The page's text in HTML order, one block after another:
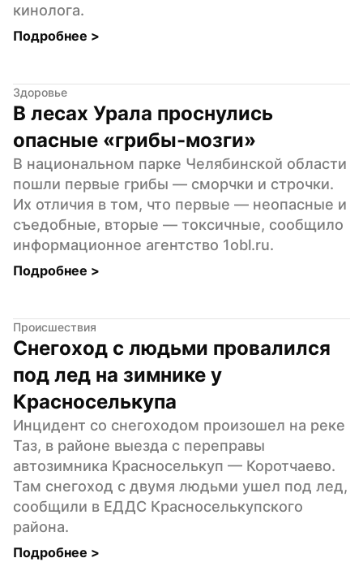
кинолога.
Подробнее >
Здоровье
В лесах Урала проснулись
опасные «грибы-мозги»
В национальном парке Челябинской области
пошли первые грибы — сморчки и строчки.
Их отличия в том, что первые — неопасные и
съедобные, вторые — токсичные, сообщило
информационное агентство 1obl.ru.
Подробнее >
Происшествия
Снегоход с людьми провалился
под лед на зимнике у
Красноселькупа
Инцидент со снегоходом произошел на реке
Таз, в районе выезда с переправы
автозимника Красноселькуп — Коротчаево.
Там снегоход с двумя людьми ушел под лед,
сообщили в ЕДДС Красноселькупского
района.
Подробнее >